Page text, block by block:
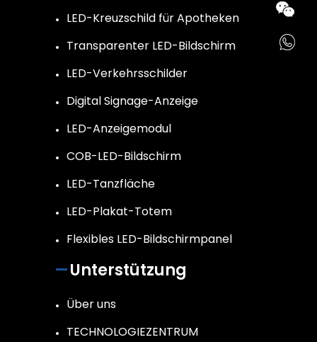
LED-Kreuzschild für Apotheken
Transparenter LED-Bildschirm
LED-Verkehrsschilder
Digital Signage-Anzeige
LED-Anzeigemodul
COB-LED-Bildschirm
LED-Tanzfläche
LED-Plakat-Totem
Flexibles LED-Bildschirmpanel
Unterstützung
Über uns
TECHNOLOGIEZENTRUM